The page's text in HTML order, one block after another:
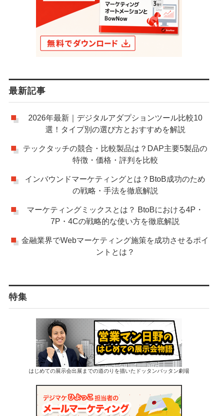
最新記事
2026年最新｜デジタルアダプションツール比較10
選！タイプ別の選び方とおすすめを解説
テックタッチの競合・比較製品は？DAP主要5製品の
特徴・価格・評判を比較
インバウンドマーケティングとは？BtoB成功のため
の戦略・手法を徹底解説
マーケティングミックスとは？ BtoBにおける4P・
7P・4Cの戦略的な使い方を徹底解説
金融業界でWebマーケティング施策を成功させるポイ
ントとは？
特集
はじめての展示会出展までの道のりを描いたドッタンバッタン劇場